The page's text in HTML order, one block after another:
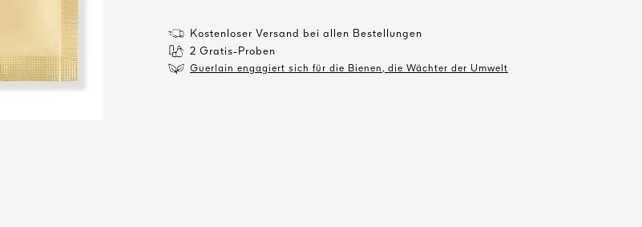
Kostenloser Versand bei allen Bestellungen
2 Gratis-Proben
Guerlain engagiert sich für die Bienen, die Wächter der Umwelt